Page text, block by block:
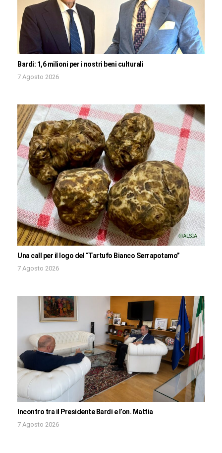
Bardi: 1,6 milioni per i nostri beni culturali
7 Agosto 2026
Una call per il logo del “Tartufo Bianco Serrapotamo”
7 Agosto 2026
Incontro tra il Presidente Bardi e l’on. Mattia
7 Agosto 2026